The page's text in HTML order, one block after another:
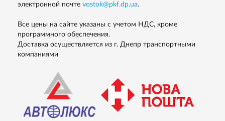
электронной почте vostok@pkf.dp.ua.
Все цены на сайте указаны с учетом НДС, кроме
программного обеспечения.
Доставка осуществляется из г. Днепр транспортными
компаниями